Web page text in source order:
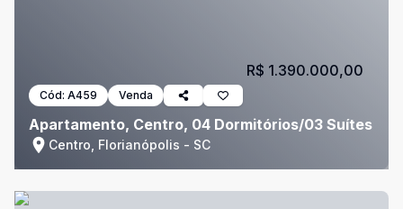
Cód: A459 Venda
Apartamento, Centro, 04 Dormitórios/03 Suítes
Centro, Florianópolis - SC
R$ 1.390.000,00